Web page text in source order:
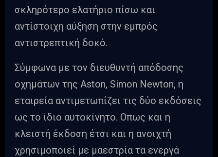
σκληρότερο ελατήριο πίσω και
αντίστοιχη αύξηση στην εμπρός
αντιστρεπτική δοκό.
Σύμφωνα με τον διευθυντή απόδοσης
οχημάτων της Aston, Simon Newton, η
εταιρεία αντιμετωπίζει τις δύο εκδόσεις
ως το ίδιο αυτοκίνητο. Οπως και η
κλειστή έκδοση έτσι και η ανοιχτή
χρησιμοποιεί με μαεστρία τα ενεργά